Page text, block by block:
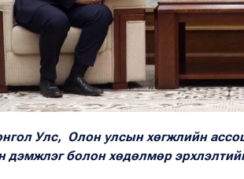
Улс, Олон улсын хөгжлийн
дэмжлэг болон хөдөлмөр